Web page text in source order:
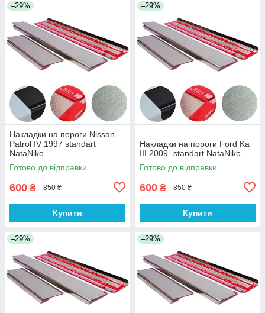
–29%
Накладки на пороги Nissan
Patrol IV 1997 standart
NataNiko
Готово до відправки
600 ₴ 850 ₴
Купити
–29%
Накладки на пороги Ford Ka
III 2009- standart NataNiko
Готово до відправки
600 ₴ 850 ₴
Купити
–29% –29%